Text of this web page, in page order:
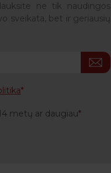
ne tik naudingos
sveikata, bet ir geriausių
metų ar daugiau